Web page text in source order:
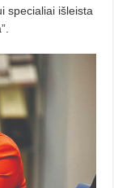
specialiai išleista